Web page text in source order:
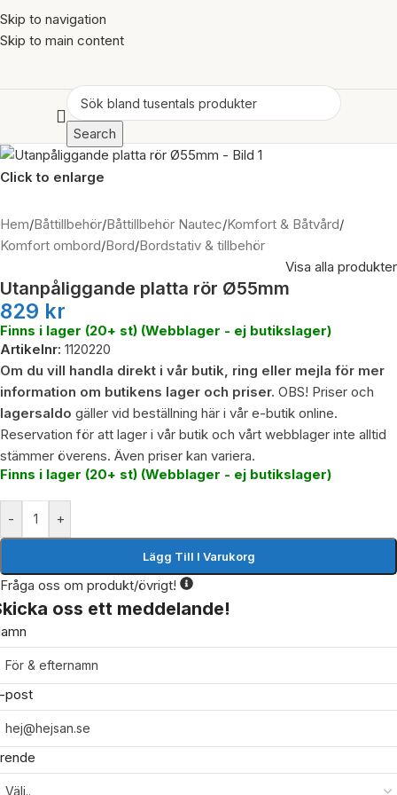
Skip to navigation
Skip to main content
Search
Click to enlarge
Hem/Båttillbehör/Båttillbehör Nautec/Komfort & Båtvård/
Komfort ombord/Bord/Bordstativ & tillbehör
Visa alla produkter
Utanpåliggande platta rör Ø55mm
829 kr
Finns i lager (20+ st) (Webblager - ej butikslager)
Artikelnr: 1120220
Om du vill handla direkt i vår butik, ring eller mejla för mer
information om butikens lager och priser. OBS! Priser och
lagersaldo gäller vid beställning här i vår e-butik online.
Reservation för att lager i vår butik och vårt webblager inte alltid
stämmer överens. Även priser kan variera.
Finns i lager (20+ st) (Webblager - ej butikslager)
- +
Lägg Till I Varukorg
Fråga oss om produkt/övrigt!
oss ett meddelande!
post